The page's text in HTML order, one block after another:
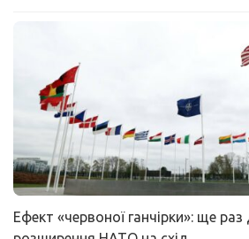
Ефект «червоної ганчірки»: ще